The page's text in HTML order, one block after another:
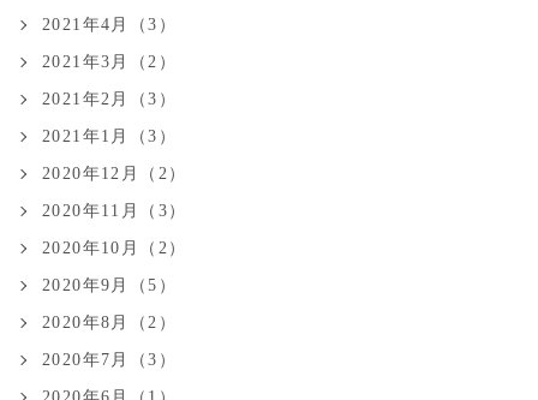
2021年4月（3）
2021年3月（2）
2021年2月（3）
2021年1月（3）
2020年12月（2）
2020年11月（3）
2020年10月（2）
2020年9月（5）
2020年8月（2）
2020年7月（3）